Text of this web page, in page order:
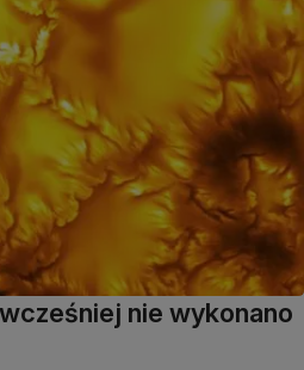
nie wykonano